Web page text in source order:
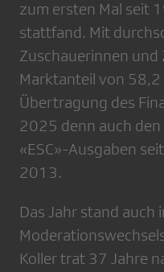
zum ersten Mal seit
stattfand. Mit
Zuschauerinnen und
Marktanteil von
Übertragung des
2025 denn auch
«ESC»-Ausgaben
2013.
Das Jahr stand auch
Koller trat 37 Jahre